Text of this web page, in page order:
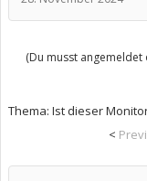
(Du musst
Thema: Ist dieser
<